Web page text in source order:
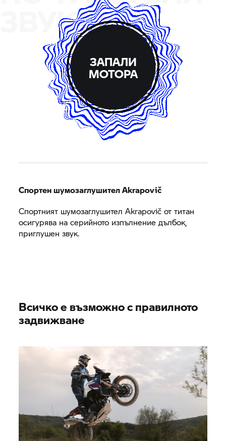
ЗВУКА
ЗАПАЛИ
МОТОРА
Спортен шумозаглушител Akrapovič
Спортният шумозаглушител Akrapovič от титан
осигурява на серийното изпълнение дълбок,
приглушен звук.
Всичко е възможно с правилното
задвижване